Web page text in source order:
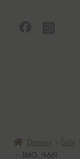
Obchod
Domov Šály
IMG_4661